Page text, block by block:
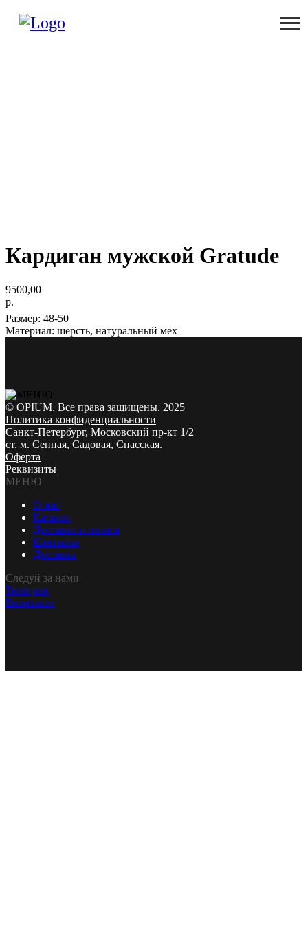
Кардиган мужской Gratude
9500,00
р.
Размер: 48-50
Материал: шерсть, натуральный мех
© OPIUM. Все права защищены. 2025
Политика конфиденциальности
Санкт-Петербург, Московский пр-кт 1/2
ст. м. Сенная, Садовая, Спасская.
Оферта
Реквизиты
МЕНЮ
О нас
Каталог
Доставка и оплата
Контакты
Доставка
Следуй за нами
Телеграм
Вконтакте